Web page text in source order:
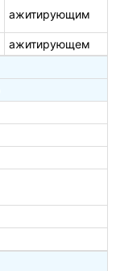
ажитирующим
ажитирующем